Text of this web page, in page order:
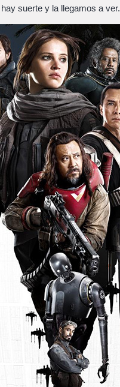
suerte y la llegamos a ver.